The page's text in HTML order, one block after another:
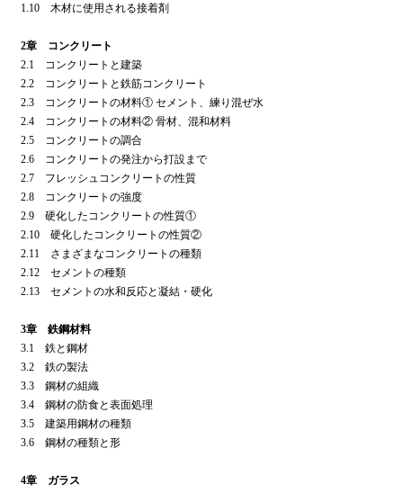
1.10 木材に使用される接着剤
2章 コンクリート
2.1 コンクリートと建築
2.2 コンクリートと鉄筋コンクリート
2.3 コンクリートの材料① セメント、練り混ぜ水
2.4 コンクリートの材料② 骨材、混和材料
2.5 コンクリートの調合
2.6 コンクリートの発注から打設まで
2.7 フレッシュコンクリートの性質
2.8 コンクリートの強度
2.9 硬化したコンクリートの性質①
2.10 硬化したコンクリートの性質②
2.11 さまざまなコンクリートの種類
2.12 セメントの種類
2.13 セメントの水和反応と凝結・硬化
3章 鉄鋼材料
3.1 鉄と鋼材
3.2 鉄の製法
3.3 鋼材の組織
3.4 鋼材の防食と表面処理
3.5 建築用鋼材の種類
3.6 鋼材の種類と形
4章 ガラス